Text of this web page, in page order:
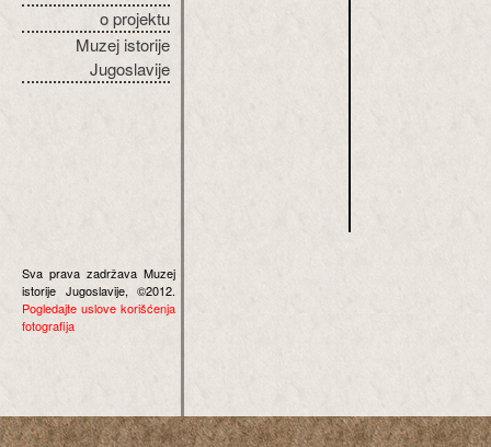
o projektu
Muzej istorije
Jugoslavije
Sva prava zadržava Muzej
istorije Jugoslavije, ©2012.
Pogledajte uslove korišćenja
fotografija